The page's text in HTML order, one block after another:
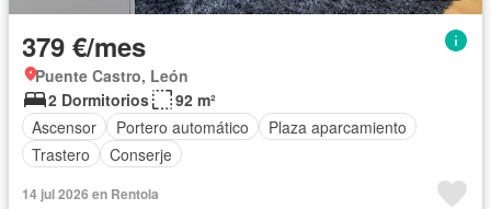
379 €/mes
Puente Castro, León
2 Dormitorios
92 m²
Ascensor
Portero automático
Plaza aparcamiento
Trastero
Conserje
14 jul 2026 en Rentola